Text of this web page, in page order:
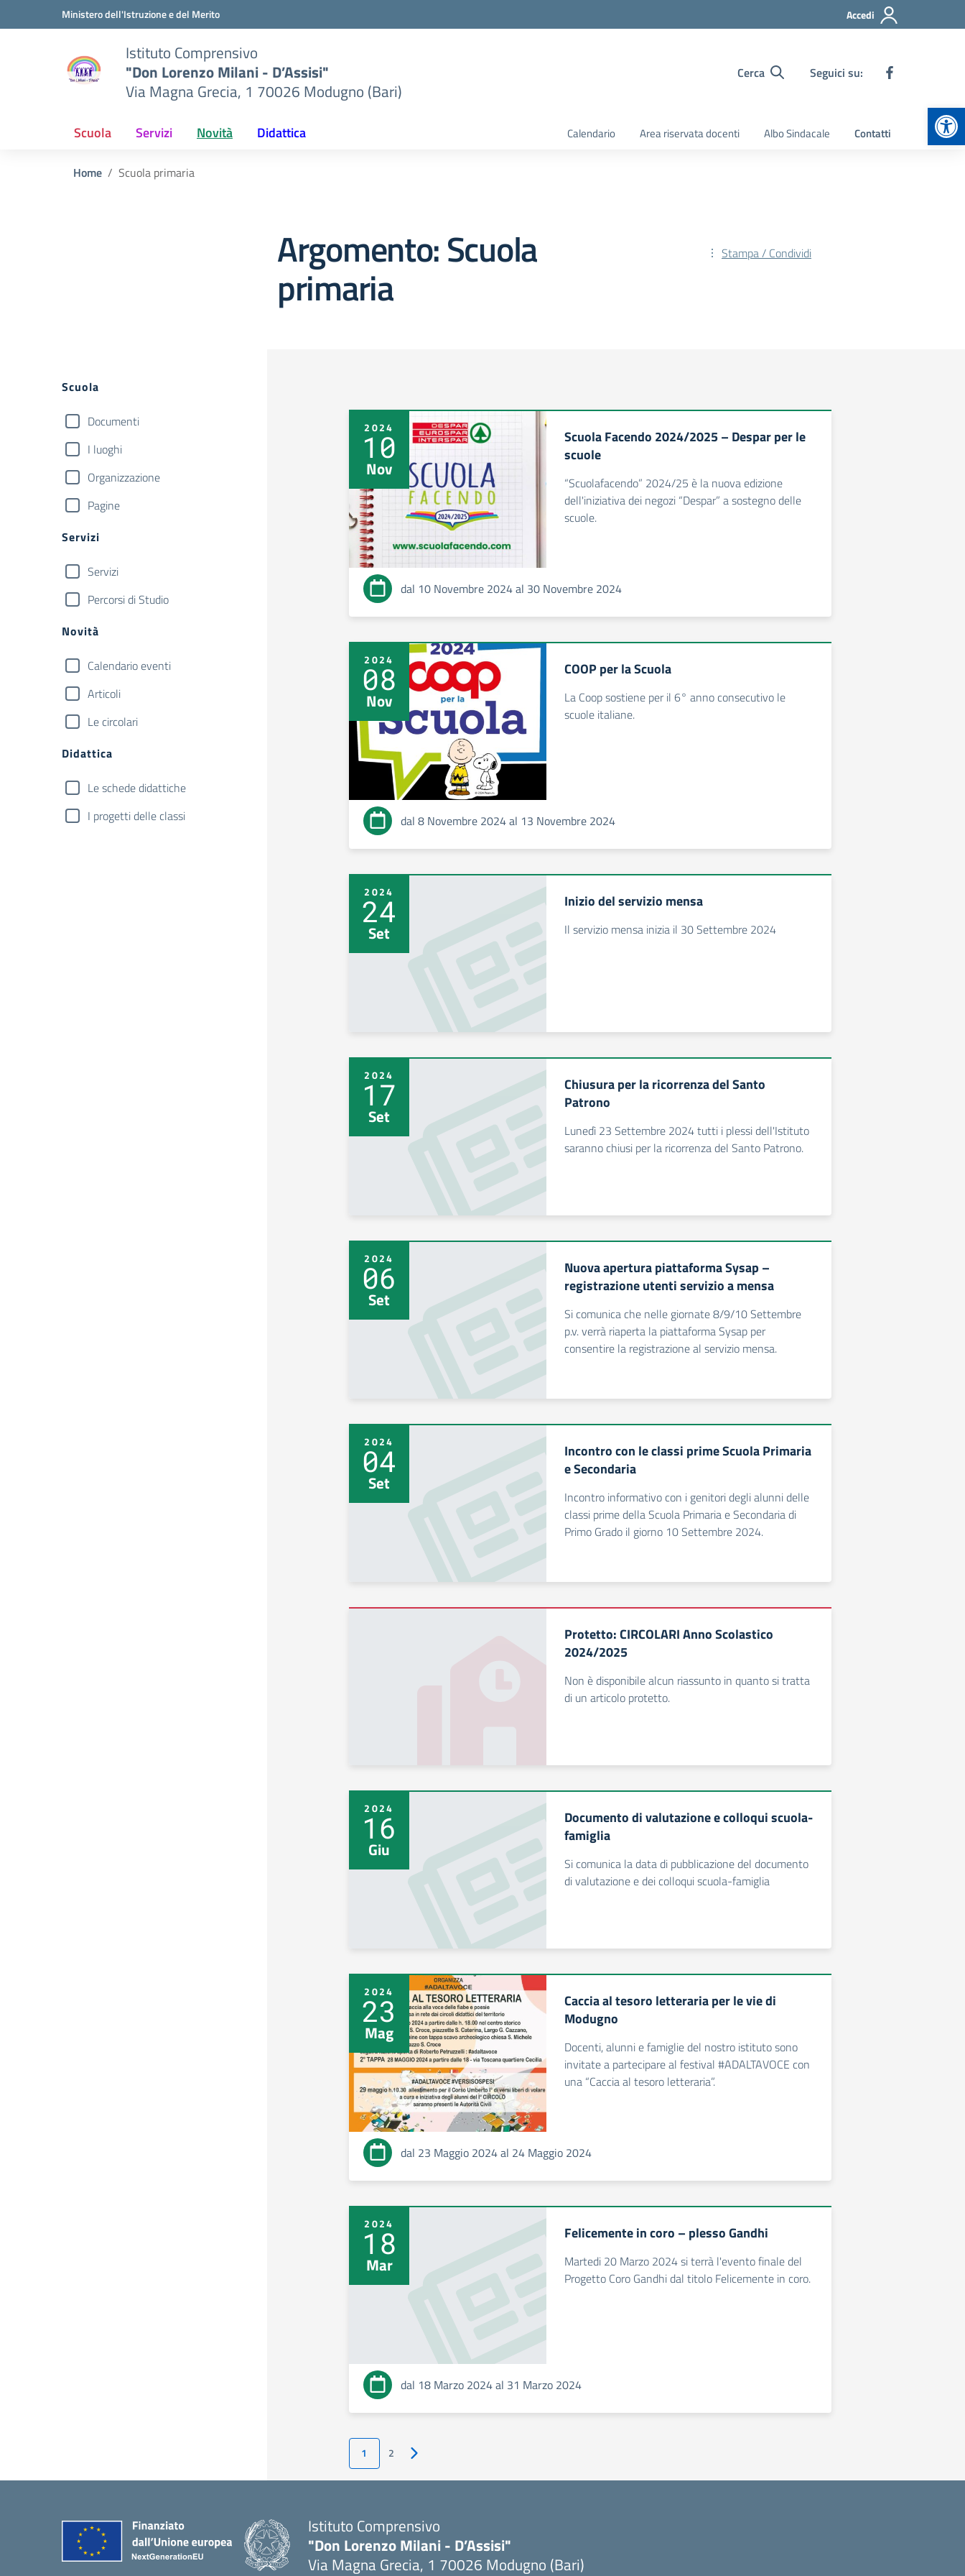
Vai ai contenuti
Vai al menu di navigazioneMinistero dell'Istruzione e del Merito Accedi
Istituto Comprensivo
"Don Lorenzo Milani - D’Assisi"
Via Magna Grecia, 1 70026 Modugno (Bari)
Cerca Seguici su:
Scuola Servizi Novità Didattica Calendario Area riservata docenti Albo Sindacale Contatti
Home Scuola primaria
Argomento: Scuola
primaria
Stampa / Condividi
Filtri
Scuola
Documenti
I luoghi
Organizzazione
Pagine
Servizi
Servizi
Percorsi di Studio
Novità
Calendario eventi
Articoli
Le circolari
Didattica
Le schede didattiche
I progetti delle classi
2024
10
Nov
Scuola Facendo 2024/2025 – Despar per le
scuole
“Scuolafacendo” 2024/25 è la nuova edizione
dell'iniziativa dei negozi “Despar” a sostegno delle
scuole.
dal 10 Novembre 2024 al 30 Novembre 2024
2024
08
Nov
COOP per la Scuola
La Coop sostiene per il 6° anno consecutivo le
scuole italiane.
dal 8 Novembre 2024 al 13 Novembre 2024
2024
24
Set
Inizio del servizio mensa
Il servizio mensa inizia il 30 Settembre 2024
2024
17
Set
Chiusura per la ricorrenza del Santo
Patrono
Lunedì 23 Settembre 2024 tutti i plessi dell'Istituto
saranno chiusi per la ricorrenza del Santo Patrono.
2024
06
Set
Nuova apertura piattaforma Sysap –
registrazione utenti servizio a mensa
Si comunica che nelle giornate 8/9/10 Settembre
p.v. verrà riaperta la piattaforma Sysap per
consentire la registrazione al servizio mensa.
2024
04
Set
Incontro con le classi prime Scuola Primaria
e Secondaria
Incontro informativo con i genitori degli alunni delle
classi prime della Scuola Primaria e Secondaria di
Primo Grado il giorno 10 Settembre 2024.
Protetto: CIRCOLARI Anno Scolastico
2024/2025
Non è disponibile alcun riassunto in quanto si tratta
di un articolo protetto.
2024
16
Giu
Documento di valutazione e colloqui scuola-
famiglia
Si comunica la data di pubblicazione del documento
di valutazione e dei colloqui scuola-famiglia
2024
23
Mag
Caccia al tesoro letteraria per le vie di
Modugno
Docenti, alunni e famiglie del nostro istituto sono
invitate a partecipare al festival #ADALTAVOCE con
una “Caccia al tesoro letteraria”.
dal 23 Maggio 2024 al 24 Maggio 2024
2024
18
Mar
Felicemente in coro – plesso Gandhi
Martedi 20 Marzo 2024 si terrà l'evento finale del
Progetto Coro Gandhi dal titolo Felicemente in coro.
dal 18 Marzo 2024 al 31 Marzo 2024
1 2 Pagina successiva
Istituto Comprensivo
"Don Lorenzo Milani - D’Assisi"
Via Magna Grecia, 1 70026 Modugno (Bari)